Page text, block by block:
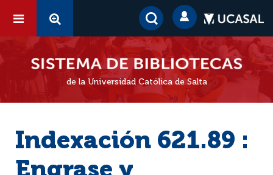
de la Universidad Católica de Salta
Indexación 621.89 :